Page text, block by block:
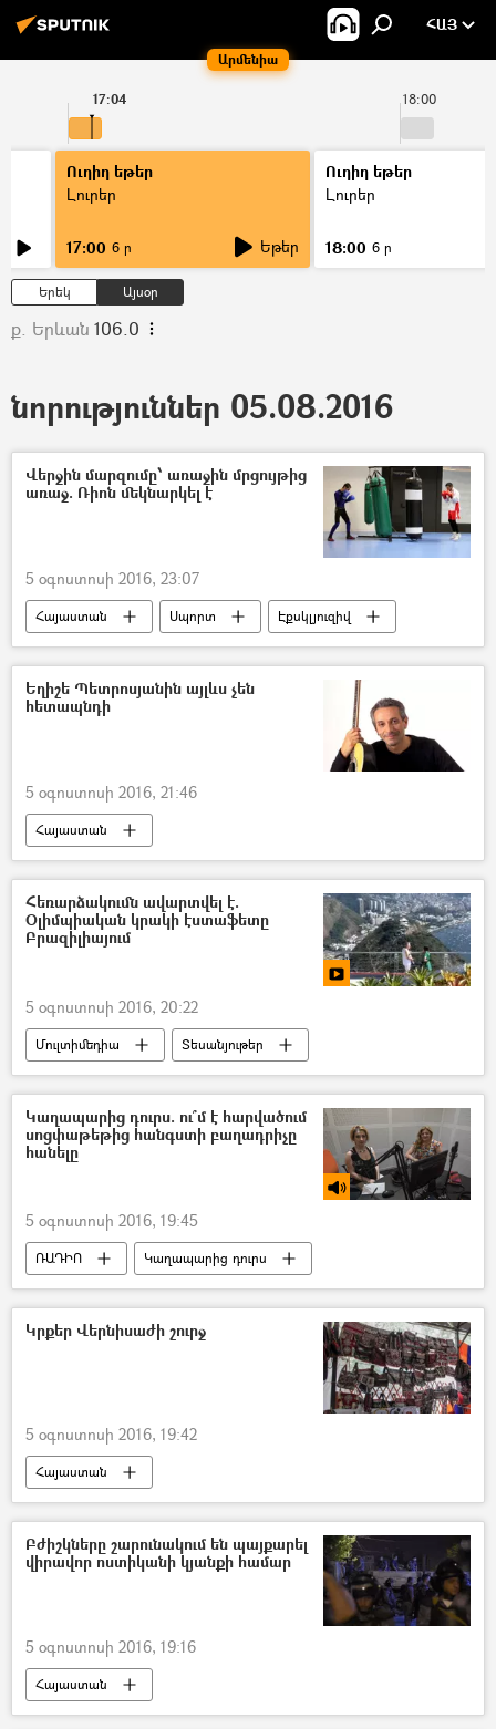
Արմենիա
ՀԱՅ
18:00
17:04
Ուղիղ եթեր
Լուրեր
17:00 6 ր Եթեր
Ուղիղ եթեր
Լուրեր
18:00 6 ր
Երեկ Այսօր
ք. Երևան 106.0
նորություններ 05.08.2016
Վերջին մարզումը՝ առաջին մրցույթից
առաջ. Ռիոն մեկնարկել է
5 օգոստոսի 2016, 23:07
Հայաստան Սպորտ Էքսկլյուզիվ
Եղիշե Պետրոսյանին այլևս չեն
հետապնդի
5 օգոստոսի 2016, 21:46
Հայաստան
Հեռարձակումն ավարտվել է.
Օլիմպիական կրակի էստաֆետը
Բրազիլիայում
5 օգոստոսի 2016, 20:22
Մուլտիմեդիա Տեսանյութեր
Կաղապարից դուրս. ու՞մ է հարվածում
սոցփաթեթից հանգստի բաղադրիչը
հանելը
5 օգոստոսի 2016, 19:45
ՌԱԴԻՈ Կաղապարից դուրս
Կրքեր Վերնիսաժի շուրջ
5 օգոստոսի 2016, 19:42
Հայաստան
Բժիշկները շարունակում են պայքարել
վիրավոր ոստիկանի կյանքի համար
5 օգոստոսի 2016, 19:16
Հայաստան